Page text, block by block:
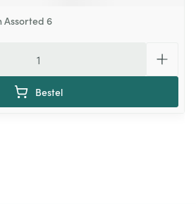
Assorted 6
Bestel